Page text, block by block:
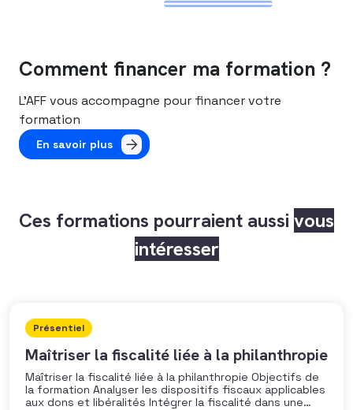
Comment financer ma formation ?
L’AFF vous accompagne pour financer votre
formation
En savoir plus
Ces formations pourraient aussi vous
intéresser
Présentiel
Maîtriser la fiscalité liée à la philanthropie
Maîtriser la fiscalité liée à la philanthropie Objectifs de
la formation Analyser les dispositifs fiscaux applicables
aux dons et libéralités Intégrer la fiscalité dans une